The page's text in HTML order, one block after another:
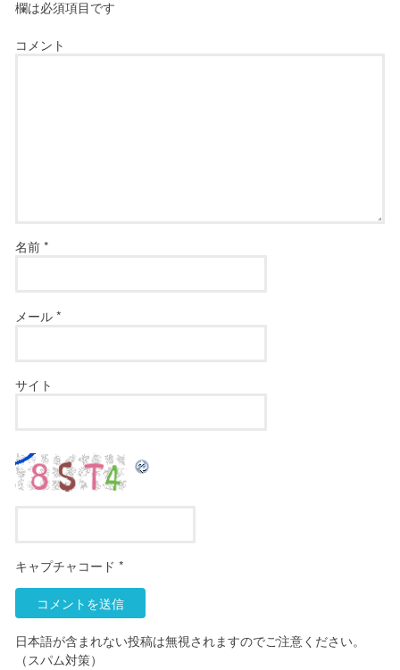
欄は必須項目です
コメント
名前*
メール*
サイト
キャプチャコード *
日本語が含まれない投稿は無視されますのでご注意ください。
（スパム対策）